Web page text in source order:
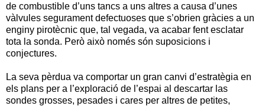
de combustible d’uns tancs a uns altres a causa d’unes
vàlvules segurament defectuoses que s’obrien gràcies a un
enginy pirotècnic que, tal vegada, va acabar fent esclatar
tota la sonda. Però això només són suposicions i
conjectures.
La seva pèrdua va comportar un gran canvi d’estratègia en
els plans per a l’exploració de l’espai al descartar las
sondes grosses, pesades i cares per altres de petites,